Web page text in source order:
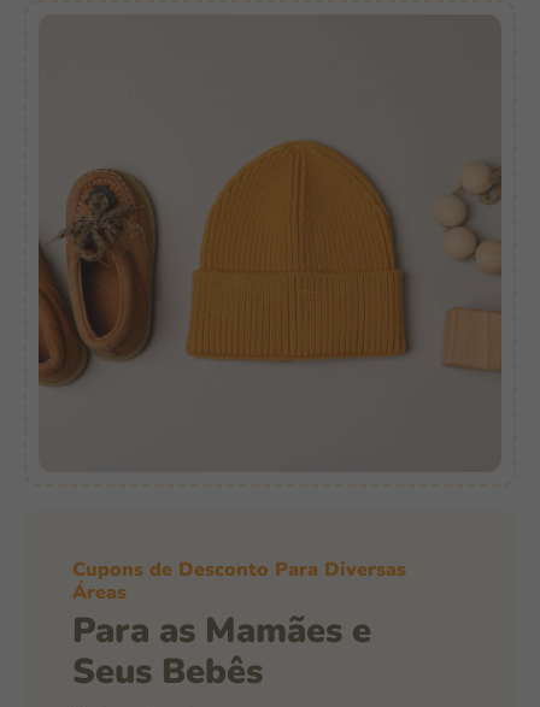
Cupons de Desconto Para Diversas
Áreas
Para as Mamães e
Seus Bebês